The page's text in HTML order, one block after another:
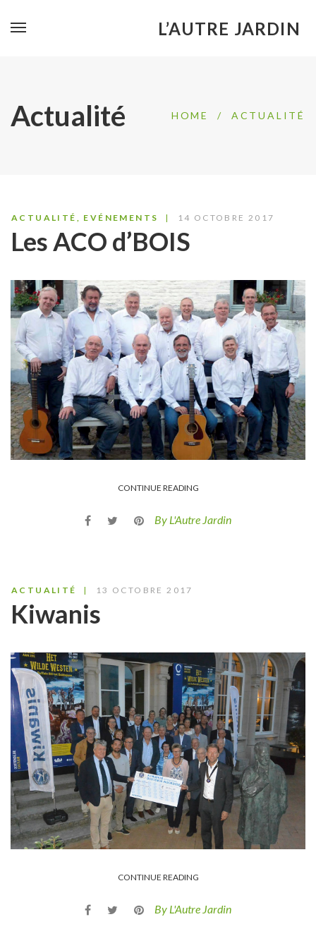
L’AUTRE JARDIN
Actualité HOME / ACTUALITÉ
ACTUALITÉ EVÉNEMENTS 14 OCTOBRE 2017
Les ACO d’BOIS
CONTINUE READING
By L'Autre Jardin
ACTUALITÉ 13 OCTOBRE 2017
Kiwanis
CONTINUE READING
By L'Autre Jardin